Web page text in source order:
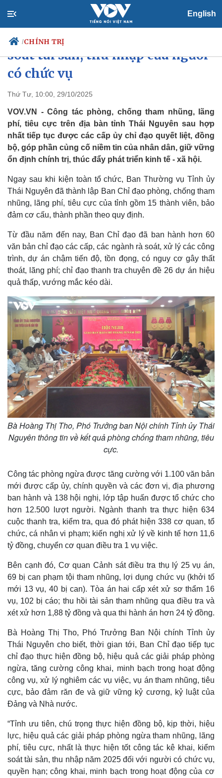
English
/CHÍNH TRỊ
Chính trị
Tổ chức nhân sự
Quốc hội
Nhận diện sự thật
Tin 24h
Dự báo thời tiết
Giáo dục
Dấu ấn VOV
Việc làm
Biển đảo
Thế giới
Quan sát
Cuộc sống đó đây
Hồ sơ
Multimedia
Video
E-Magazine
Infographic
Thái Nguyên chú trọng kiểm
soát tài sản, thu nhập của người
có chức vụ
Thứ Tư, 10:00, 29/10/2025
VOV.VN - Công tác phòng, chống tham nhũng, lãng
phí, tiêu cực trên địa bàn tỉnh Thái Nguyên sau hợp
nhất tiếp tục được các cấp ủy chỉ đạo quyết liệt, đồng
bộ, góp phần củng cố niềm tin của nhân dân, giữ vững
ổn định chính trị, thúc đẩy phát triển kinh tế - xã hội.
Ngay sau khi kiện toàn tổ chức, Ban Thường vụ Tỉnh ủy
Thái Nguyên đã thành lập Ban Chỉ đạo phòng, chống tham
nhũng, lãng phí, tiêu cực của tỉnh gồm 15 thành viên, bảo
đảm cơ cấu, thành phần theo quy định.
Từ đầu năm đến nay, Ban Chỉ đạo đã ban hành hơn 60
văn bản chỉ đạo các cấp, các ngành rà soát, xử lý các công
trình, dự án chậm tiến độ, tồn đọng, có nguy cơ gây thất
thoát, lãng phí; chỉ đạo thanh tra chuyên đề 26 dự án hiệu
quả thấp, vướng mắc kéo dài.
Bà Hoàng Thị Tho, Phó Trưởng ban Nội chính Tỉnh ủy Thái
Nguyên thông tin về kết quả phòng chống tham nhũng, tiêu
cực.
Công tác phòng ngừa được tăng cường với 1.100 văn bản
mới được cấp ủy, chính quyền và các đơn vị, địa phương
ban hành và 138 hội nghị, lớp tập huấn được tổ chức cho
hơn 12.500 lượt người. Ngành thanh tra thực hiện 634
cuộc thanh tra, kiểm tra, qua đó phát hiện 338 cơ quan, tổ
chức, cá nhân vi phạm; kiến nghị xử lý về kinh tế hơn 11,6
tỷ đồng, chuyển cơ quan điều tra 1 vụ việc.
Bên cạnh đó, Cơ quan Cảnh sát điều tra thụ lý 25 vụ án,
69 bị can phạm tội tham nhũng, lợi dụng chức vụ (khởi tố
mới 13 vụ, 40 bị can). Tòa án hai cấp xét xử sơ thẩm 16
vụ, 102 bị cáo; thu hồi tài sản tham nhũng qua điều tra và
xét xử hơn 1,88 tỷ đồng và qua thi hành án hơn 24 tỷ đồng.
Bà Hoàng Thị Tho, Phó Trưởng Ban Nội chính Tỉnh ủy
Thái Nguyên cho biết, thời gian tới, Ban Chỉ đạo tiếp tục
chỉ đạo thực hiện đồng bộ, hiệu quả các giải pháp phòng
ngừa, tăng cường công khai, minh bạch trong hoạt động
công vụ, xử lý nghiêm các vụ việc, vụ án tham nhũng, tiêu
cực, bảo đảm răn đe và giữ vững kỷ cương, kỷ luật của
Đảng và Nhà nước.
“Tỉnh ưu tiên, chú trọng thực hiện đồng bộ, kịp thời, hiệu
lực, hiệu quả các giải pháp phòng ngừa tham nhũng, lãng
phí, tiêu cực, nhất là thực hiện tốt công tác kê khai, kiểm
soát tài sản, thu nhập năm 2025 đối với người có chức vụ,
quyền hạn; công khai, minh bạch trong hoạt động của cơ